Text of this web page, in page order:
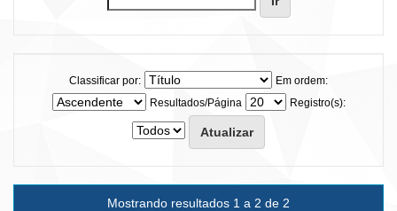
Classificar por:
Em ordem:
Resultados/Página
Registro(s):
Mostrando resultados 1 a 2 de 2